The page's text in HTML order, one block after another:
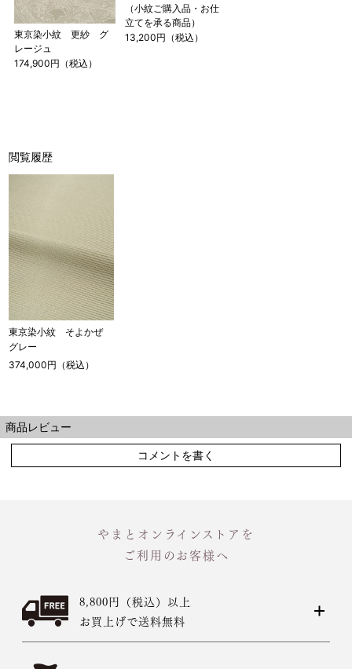
店舗一覧はこちら
東京染小紋 更紗 グ
レージュ
174,900円（税込）
（小紋ご購入品・お仕
立てを承る商品）
13,200円（税込）
閲覧履歴
東京染小紋 そよかぜ
グレー
374,000円（税込）
商品レビュー
コメントを書く
やまとオンラインストアを
ご利用のお客様へ
8,800円（税込）以上
お買上げで送料無料